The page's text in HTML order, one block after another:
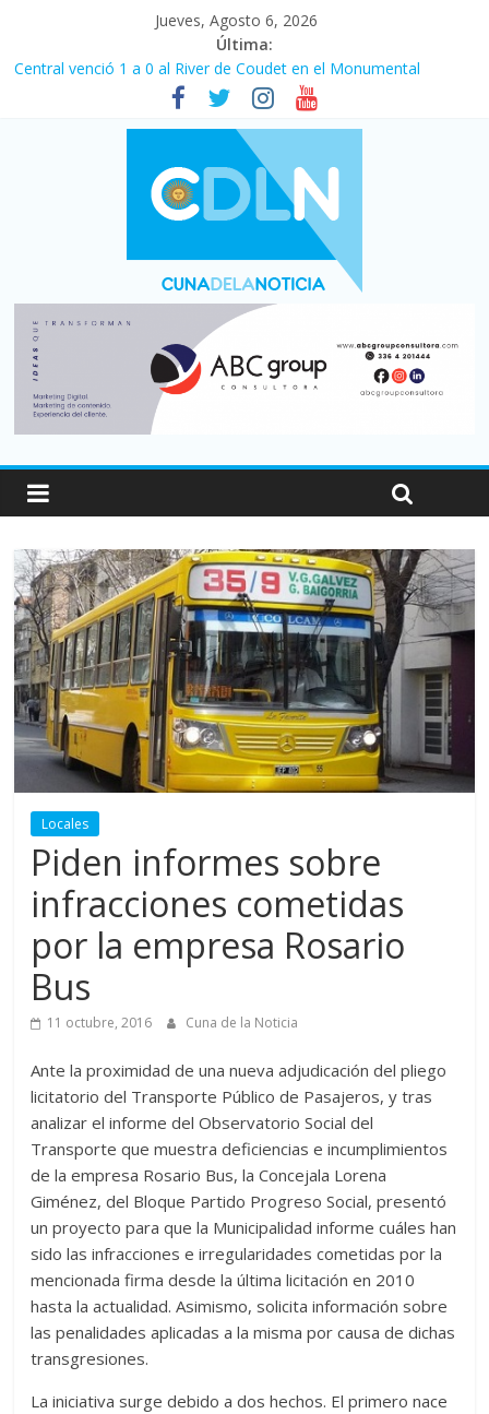
Jueves, Agosto 6, 2026
Última:
Central venció 1 a 0 al River de Coudet en el Monumental
La morosidad alcanzó su nivel más alto en dos décadas y ya
afecta a 400 mil deudores en Santa Fe
Desde que asumió Milei cerraron 41.000 kioscos: el sector
denuncia crisis como en 2001
Vacaciones de invierno con más movimiento y consumo
turístico: 4,6 millones de personas viajaron por el país, un 5,9%
Fuerte caída de la venta de autos usados en julio: bajó un 12,6%
Locales
Piden informes sobre
infracciones cometidas
por la empresa Rosario
Bus
11 octubre, 2016 Cuna de la Noticia
Ante la proximidad de una nueva adjudicación del pliego
licitatorio del Transporte Público de Pasajeros, y tras
analizar el informe del Observatorio Social del
Transporte que muestra deficiencias e incumplimientos
de la empresa Rosario Bus, la Concejala Lorena
Giménez, del Bloque Partido Progreso Social, presentó
un proyecto para que la Municipalidad informe cuáles han
sido las infracciones e irregularidades cometidas por la
mencionada firma desde la última licitación en 2010
hasta la actualidad. Asimismo, solicita información sobre
las penalidades aplicadas a la misma por causa de dichas
transgresiones.
La iniciativa surge debido a dos hechos. El primero nace